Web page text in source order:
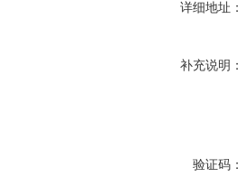
详细地址
补充说明
验证码